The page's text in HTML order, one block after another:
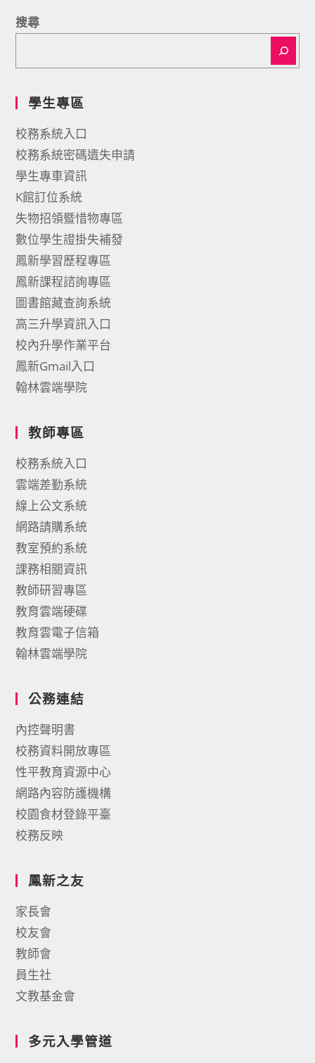
搜尋
學生專區
校務系統入口
校務系統密碼遺失申請
學生專車資訊
K館訂位系統
失物招領暨惜物專區
數位學生證掛失補發
鳳新學習歷程專區
鳳新課程諮詢專區
圖書館藏查詢系統
高三升學資訊入口
校內升學作業平台
鳳新Gmail入口
翰林雲端學院
教師專區
校務系統入口
雲端差勤系統
線上公文系統
網路請購系統
教室預約系統
課務相關資訊
教師研習專區
教育雲端硬碟
教育雲電子信箱
翰林雲端學院
公務連結
內控聲明書
校務資料開放專區
性平教育資源中心
網路內容防護機構
校園食材登錄平臺
校務反映
鳳新之友
家長會
校友會
教師會
員生社
文教基金會
多元入學管道